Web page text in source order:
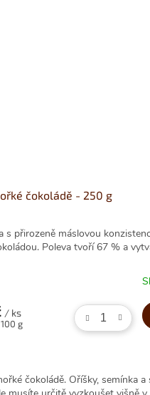
čokoládě - 250 g
s přirozeně máslovou
Poleva tvoří 67 % a
/ ks
g
čokoládě. Oříšky, semínka